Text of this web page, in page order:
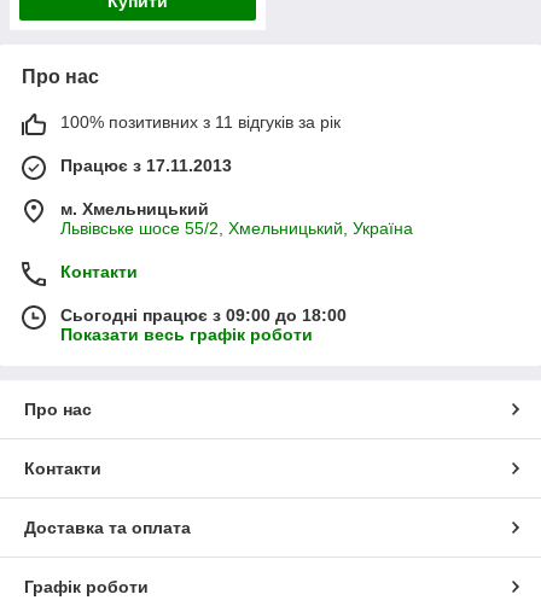
Про нас
100% позитивних з 11 відгуків за рік
Працює з 17.11.2013
м. Хмельницький
Львівське шосе 55/2, Хмельницький, Україна
Контакти
Сьогодні працює з 09:00 до 18:00
Показати весь графік роботи
Про нас
Контакти
Доставка та оплата
Графік роботи